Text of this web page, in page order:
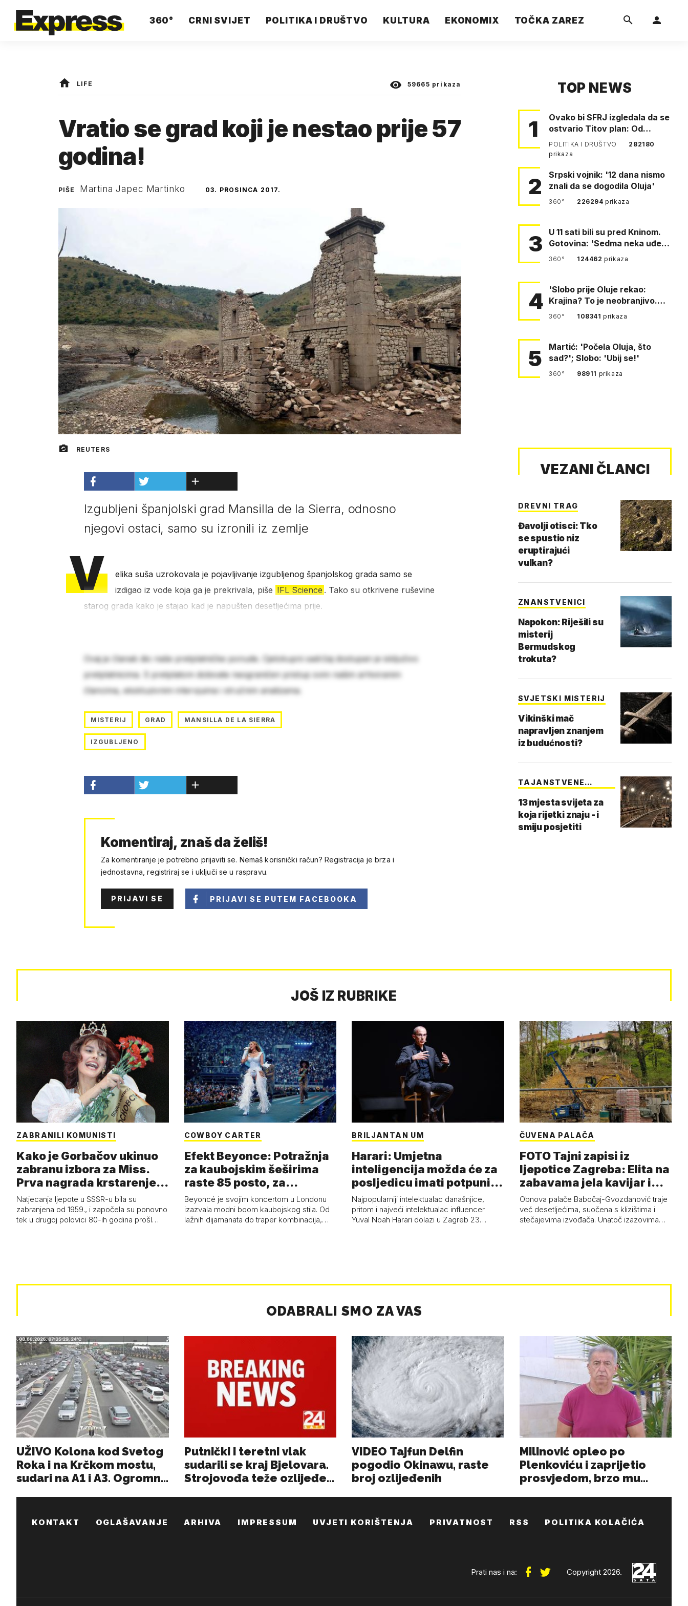
360° CRNI SVIJET POLITIKA I DRUŠTVO KULTURA EKONOMIX TOČKA ZAREZ
LIFE 59665 prikaza
Vratio se grad koji je nestao prije 57
godina!
PIŠE Martina Japec Martinko 03. PROSINCA 2017.
REUTERS
Izgubljeni španjolski grad Mansilla de la Sierra, odnosno
njegovi ostaci, samo su izronili iz zemlje
V
elika suša uzrokovala je pojavljivanje izgubljenog španjolskog grada samo se
izdigao iz vode koja ga je prekrivala, piše IFL Science. Tako su otkrivene ruševine
starog grada kako je stajao kad je napušten desetljećima prije.
Ovaj je članak dio naše pretplatničke ponude. Cjelokupni sadržaj dostupan je isključivo
pretplatnicima. S pretplatom dobivate neograničen pristup svim našim arhiviranim
člancima, ekskluzivnim intervjuima i stručnim analizama.
MISTERIJ GRAD MANSILLA DE LA SIERRA
IZGUBLJENO
Komentiraj, znaš da želiš!
Za komentiranje je potrebno prijaviti se. Nemaš korisnički račun? Registracija je brza i
jednostavna, registriraj se i uključi se u raspravu.
PRIJAVI SE PRIJAVI SE PUTEM FACEBOOKA
TOP NEWS
1
Ovako bi SFRJ izgledala da se
ostvario Titov plan: Od
Klagenfurta do Istanbula!
POLITIKA I DRUŠTVO
282180
prikaza
2
Srpski vojnik: '12 dana nismo
znali da se dogodila Oluja'
360° 226294prikaza
3
U 11 sati bili su pred Kninom.
Gotovina: 'Sedma neka uđe,
4. gardijska neka g…
360° 124462prikaza
4
'Slobo prije Oluje rekao:
Krajina? To je neobranjivo.
Tuđmana zvao Krivousti'
360° 108341prikaza
5
Martić: 'Počela Oluja, što
sad?'; Slobo: 'Ubij se!'
360° 98911 prikaza
VEZANI ČLANCI
DREVNI TRAG
Đavolji otisci: Tko
se spustio niz
eruptirajući
vulkan?
ZNANSTVENICI
Napokon: Riješili su
misterij
Bermudskog
trokuta?
SVJETSKI MISTERIJ
Vikinški mač
napravljen znanjem
iz budućnosti?
TAJANSTVENE
13 mjesta svijeta za
koja rijetki znaju - i
smiju posjetiti
JOŠ IZ RUBRIKE
ZABRANILI KOMUNISTI
Kako je Gorbačov ukinuo
zabranu izbora za Miss.
Prva nagrada krstarenje
Jadran…
Natjecanja ljepote u SSSR-u bila su
zabranjena od 1959., i započela su ponovno
tek u drugoj polovici 80-ih godina prošl…
COWBOY CARTER
Efekt Beyonce: Potražnja
za kaubojskim šeširima
raste 85 posto, za
čizmama 53 p…
Beyoncé je svojim koncertom u Londonu
izazvala modni boom kaubojskog stila. Od
lažnih dijamanata do traper kombinacija,…
BRILJANTAN UM
Harari: Umjetna
inteligencija možda će za
posljedicu imati potpuni
kolaps čovje…
Najpopularniji intelektualac današnjice,
pritom i najveći intelektualac influencer
Yuval Noah Harari dolazi u Zagreb 23…
ČUVENA PALAČA
FOTO Tajni zapisi iz
ljepotice Zagreba: Elita na
zabavama jela kavijar i
pud…
Obnova palače Babočaj-Gvozdanović traje
već desetljećima, suočena s klizištima i
stečajevima izvođača. Unatoč izazovima…
KONTAKT OGLAŠAVANJE ARHIVA IMPRESSUM UVJETI KORIŠTENJA PRIVATNOST RSS POLITIKA KOLAČIĆA
Prati nas i na: Copyright 2026.